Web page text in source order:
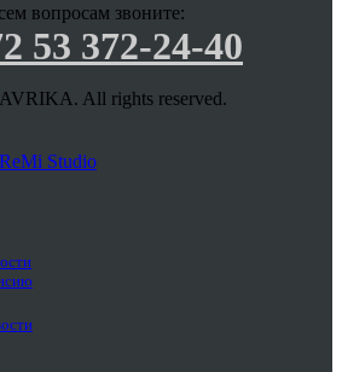
вопросам звоните:
53 372-24-40
All rights reserved.
Studio